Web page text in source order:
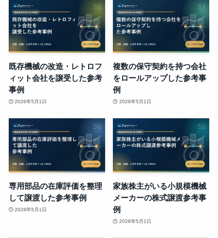
既存機械の改造・レトロフ
ィット会社を譲受した参考
事例
2026年5月1日
複数の保守契約を持つ会社
をロールアップした参考事
例
2026年5月1日
専用部品の在庫評価を整理
して譲渡した参考事例
2026年5月1日
家族株主がいる小規模機械
メーカーの株式譲渡参考事
例
2026年5月1日